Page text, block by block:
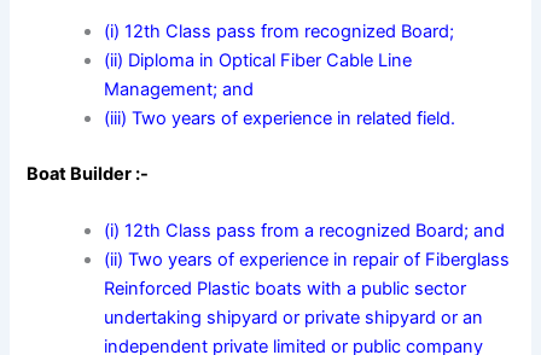
(i) 12th Class pass from recognized Board;
(ii) Diploma in Optical Fiber Cable Line
Management; and
(iii) Two years of experience in related field.
Boat Builder :-
(i) 12th Class pass from a recognized Board; and
(ii) Two years of experience in repair of Fiberglass
Reinforced Plastic boats with a public sector
undertaking shipyard or private shipyard or an
independent private limited or public company